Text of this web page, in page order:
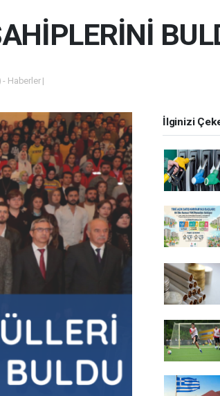
Haberler |
İlginizi